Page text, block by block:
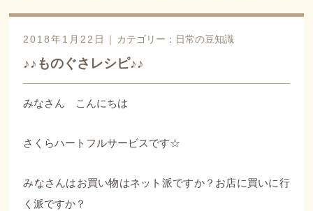
2018年1月22日｜ カテゴリー： 日常の豆知識
♪♪ものぐさレシピ♪♪
みなさん こんにちは
さくらハートフルサービスです☆
みなさんはお買い物はネット派ですか？お店に買いに行
く派ですか？